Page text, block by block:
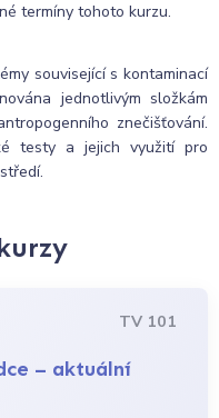
termíny tohoto kurzu.
související s kontaminací
jednotlivým složkám
znečišťování.
testy a jejich využití pro
TV 101
– aktuální